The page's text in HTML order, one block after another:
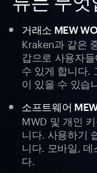
거래소 MEW
Kraken과 같은
갑으로 사용자
수 있게 합니다.
이 있을 수 있습
소프트웨어
MWD 및 개인
니다. 사용하기
니다. 모바일,
다.